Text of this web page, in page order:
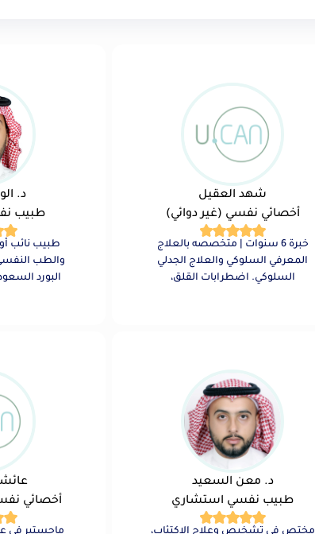
شهد العقيل
أخصائي نفسي (غير دوائي)
خبرة 6 سنوات | متخصصه بالعلاج
المعرفي السلوكي والعلاج الجدلي
السلوكي. اضطرابات القلق،
د.
طبيب
طبيب نائب
البورد
د. معن السعيد
طبيب نفسي استشاري
مختص في تشخيص وعلاج الإكتئاب،
أخصائي
ماجستير في